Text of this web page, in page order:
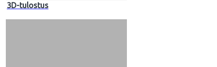
3D-tulostus